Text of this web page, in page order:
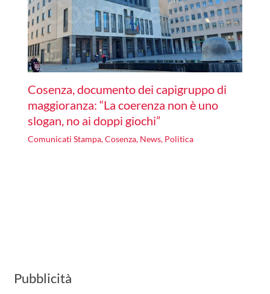
Cosenza, documento dei capigruppo di
maggioranza: “La coerenza non è uno
slogan, no ai doppi giochi”
Comunicati Stampa,Cosenza, News, Politica
Pubblicità